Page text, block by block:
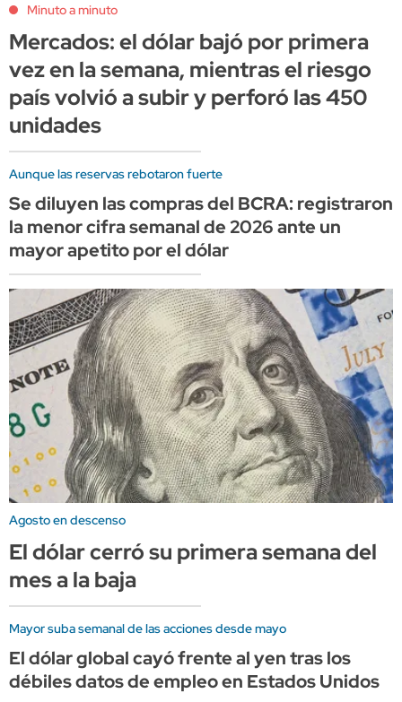
Minuto a minuto
Mercados: el dólar bajó por primera
vez en la semana, mientras el riesgo
país volvió a subir y perforó las 450
unidades
Aunque las reservas rebotaron fuerte
Se diluyen las compras del BCRA: registraron
la menor cifra semanal de 2026 ante un
mayor apetito por el dólar
Agosto en descenso
El dólar cerró su primera semana del
mes a la baja
Mayor suba semanal de las acciones desde mayo
El dólar global cayó frente al yen tras los
débiles datos de empleo en Estados Unidos